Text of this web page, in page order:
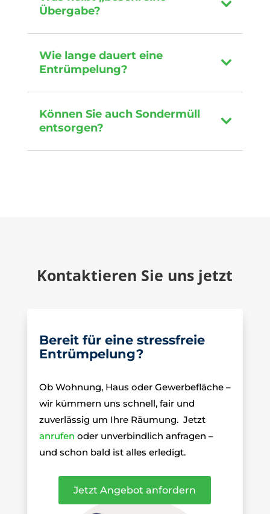
Übergabe?
Wie lange dauert eine
Entrümpelung?
Können Sie auch Sondermüll
entsorgen?
Kontaktieren Sie uns jetzt
Bereit für eine stressfreie
Entrümpelung?
Ob Wohnung, Haus oder Gewerbefläche –
wir kümmern uns schnell, fair und
zuverlässig um Ihre Räumung. Jetzt
anrufen oder unverbindlich anfragen –
und schon bald ist alles erledigt.
Jetzt Angebot anfordern